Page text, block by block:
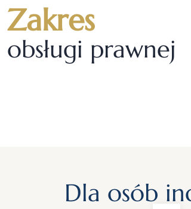
Zakres
obsługi prawnej
Dla osób